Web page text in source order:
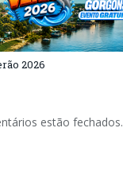
2026
estão fechados.